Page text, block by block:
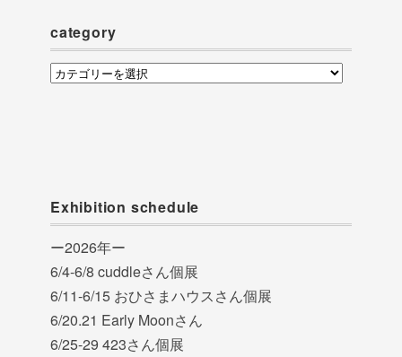
category
category
Exhibition schedule
ー2026年ー
6/4-6/8 cuddleさん個展
6/11-6/15 おひさまハウスさん個展
6/20.21 Early Moonさん
6/25-29 423さん個展